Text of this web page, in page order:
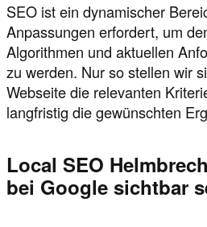
SEO ist ein dynamischer
Anpassungen erfordert, um
Algorithmen und aktuellen
zu werden. Nur so stellen wir
Webseite die relevanten
langfristig die gewünschten
Local SEO
bei Google sichtbar